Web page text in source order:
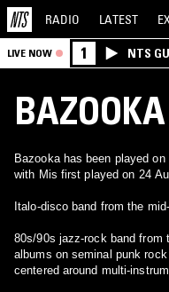
RADIO LATEST
LIVE NOW 1 NTS
BAZOOKA
Bazooka has been played
with Mis first played on 24
Italo-disco band from the
80s/90s jazz-rock band from
albums on seminal punk rock label SST
centered around multi-